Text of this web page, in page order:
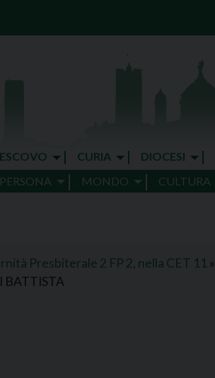
CURIA DIOCESI
PERSONA MONDO CULTURA
Presbiterale 2 FP 2, nella CET 11 »
BATTISTA